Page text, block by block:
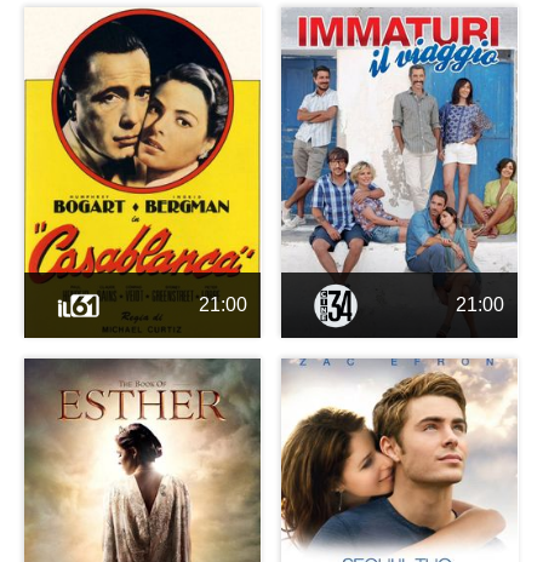
21:00 21:00